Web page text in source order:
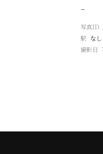
−
写真ID
駅 なし
撮影日